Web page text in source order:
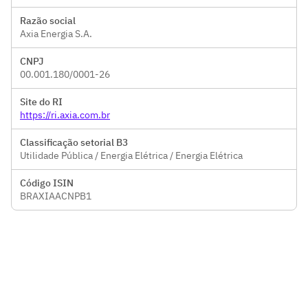
Razão social
Axia Energia S.A.
CNPJ
00.001.180/0001-26
Site do RI
https://ri.axia.com.br
Classificação setorial B3
Utilidade Pública / Energia Elétrica / Energia Elétrica
Código ISIN
BRAXIAACNPB1